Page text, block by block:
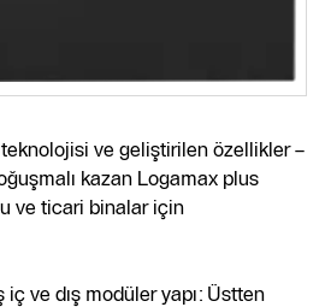
teknolojisi ve geliştirilen özellikler –
kazan Logamax plus
ve ticari binalar için
iç ve dış modüler yapı: Üstten